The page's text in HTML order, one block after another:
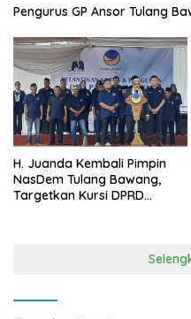
Pengurus GP Ansor Tulang
H. Juanda Kembali Pimpin
NasDem Tulang Bawang,
Targetkan Kursi DPRD